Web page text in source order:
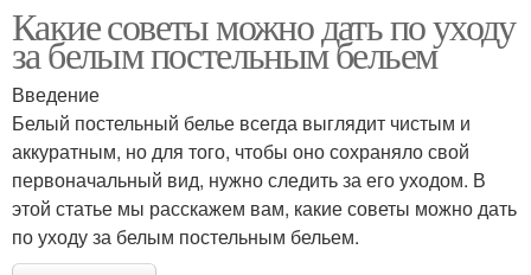
Какие советы можно дать по уходу
за белым постельным бельем
Введение
Белый постельный белье всегда выглядит чистым и
аккуратным, но для того, чтобы оно сохраняло свой
первоначальный вид, нужно следить за его уходом. В
этой статье мы расскажем вам, какие советы можно дать
по уходу за белым постельным бельем.